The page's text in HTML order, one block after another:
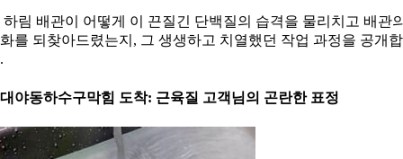
하림 배관이 어떻게 이 끈질긴 단백질의 습격을 물리치고 배관
를 되찾아드렸는지, 그 생생하고 치열했던 작업 과정을 공개
야동하수구막힘 도착: 근육질 고객님의 곤란한 표정